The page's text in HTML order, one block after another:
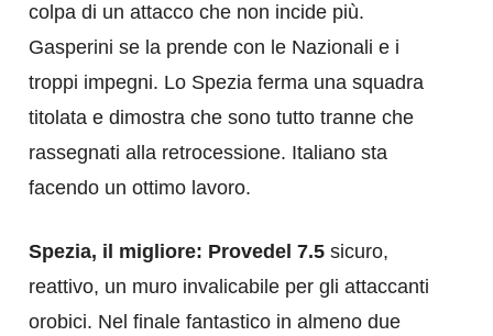
colpa di un attacco che non incide più.
Gasperini se la prende con le Nazionali e i
troppi impegni. Lo Spezia ferma una squadra
titolata e dimostra che sono tutto tranne che
rassegnati alla retrocessione. Italiano sta
facendo un ottimo lavoro.
Spezia, il migliore: Provedel 7.5 sicuro,
reattivo, un muro invalicabile per gli attaccanti
orobici. Nel finale fantastico in almeno due